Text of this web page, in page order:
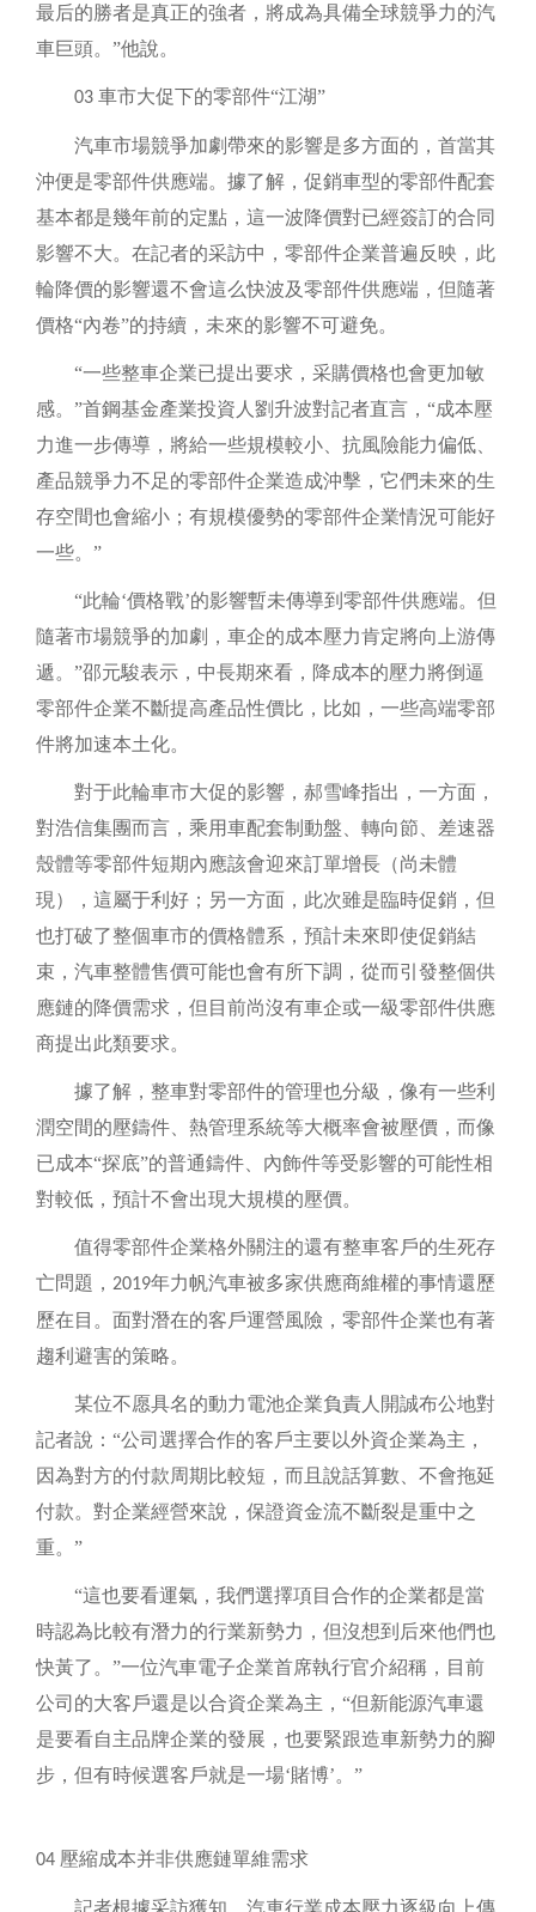
最后的勝者是真正的強者，將成為具備全球競爭力的汽
車巨頭。”他說。
03 車市大促下的零部件“江湖”
汽車市場競爭加劇帶來的影響是多方面的，首當其
沖便是零部件供應端。據了解，促銷車型的零部件配套
基本都是幾年前的定點，這一波降價對已經簽訂的合同
影響不大。在記者的采訪中，零部件企業普遍反映，此
輪降價的影響還不會這么快波及零部件供應端，但隨著
價格“內卷”的持續，未來的影響不可避免。
“一些整車企業已提出要求，采購價格也會更加敏
感。”首鋼基金產業投資人劉升波對記者直言，“成本壓
力進一步傳導，將給一些規模較小、抗風險能力偏低、
產品競爭力不足的零部件企業造成沖擊，它們未來的生
存空間也會縮小；有規模優勢的零部件企業情況可能好
一些。”
“此輪‘價格戰’的影響暫未傳導到零部件供應端。但
隨著市場競爭的加劇，車企的成本壓力肯定將向上游傳
遞。”邵元駿表示，中長期來看，降成本的壓力將倒逼
零部件企業不斷提高產品性價比，比如，一些高端零部
件將加速本土化。
對于此輪車市大促的影響，郝雪峰指出，一方面，
對浩信集團而言，乘用車配套制動盤、轉向節、差速器
殼體等零部件短期內應該會迎來訂單增長（尚未體
現），這屬于利好；另一方面，此次雖是臨時促銷，但
也打破了整個車市的價格體系，預計未來即使促銷結
束，汽車整體售價可能也會有所下調，從而引發整個供
應鏈的降價需求，但目前尚沒有車企或一級零部件供應
商提出此類要求。
據了解，整車對零部件的管理也分級，像有一些利
潤空間的壓鑄件、熱管理系統等大概率會被壓價，而像
已成本“探底”的普通鑄件、內飾件等受影響的可能性相
對較低，預計不會出現大規模的壓價。
值得零部件企業格外關注的還有整車客戶的生死存
亡問題， 2019年力帆汽車被多家供應商維權的事情還歷
歷在目。面對潛在的客戶運營風險，零部件企業也有著
趨利避害的策略。
某位不愿具名的動力電池企業負責人開誠布公地對
記者說： “公司選擇合作的客戶主要以外資企業為主，
因為對方的付款周期比較短，而且說話算數、不會拖延
付款。對企業經營來說，保證資金流不斷裂是重中之
重。”
“這也要看運氣，我們選擇項目合作的企業都是當
時認為比較有潛力的行業新勢力，但沒想到后來他們也
快黃了。”一位汽車電子企業首席執行官介紹稱，目前
公司的大客戶還是以合資企業為主，“但新能源汽車還
是要看自主品牌企業的發展，也要緊跟造車新勢力的腳
步，但有時候選客戶就是一場‘賭博’。”
04 壓縮成本并非供應鏈單維需求
記者根據采訪獲知，汽車行業成本壓力逐級向上傳